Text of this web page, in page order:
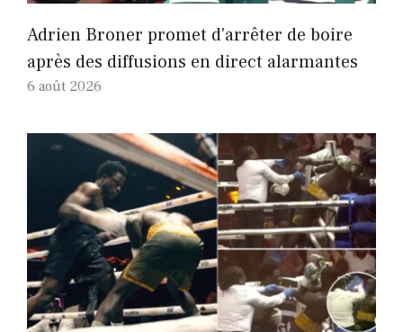
Adrien Broner promet d'arrêter de boire
après des diffusions en direct alarmantes
6 août 2026